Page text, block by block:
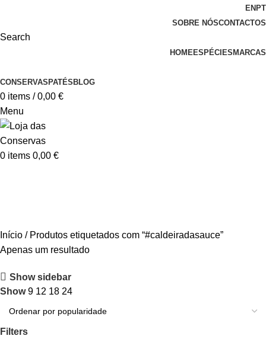
EN PT
SOBRE NÓSCONTACTOS
Search
HOMEESPÉCIES MARCAS
CONSERVAS PATÉS BLOG
0 items / 0,00 €
Menu
0 items 0,00 €
Início
Produtos etiquetados com “#caldeiradasauce”
Apenas um resultado
Show sidebar
Show9 12 18 24
Filters